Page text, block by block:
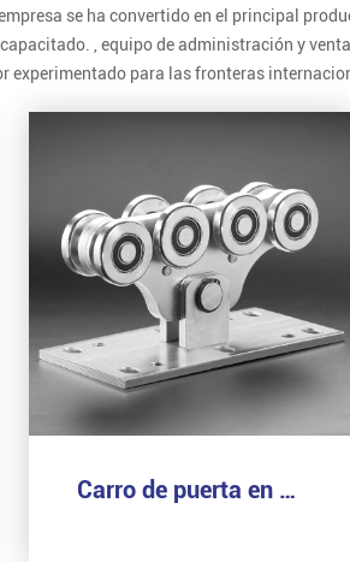
se ha convertido en el principal
, equipo de administración y
experimentado para las fronteras
Carro de puerta en voladizo (8 ruedas medianas)